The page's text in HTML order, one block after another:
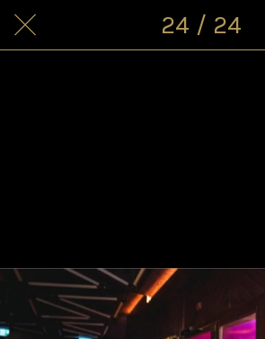
24 / 24